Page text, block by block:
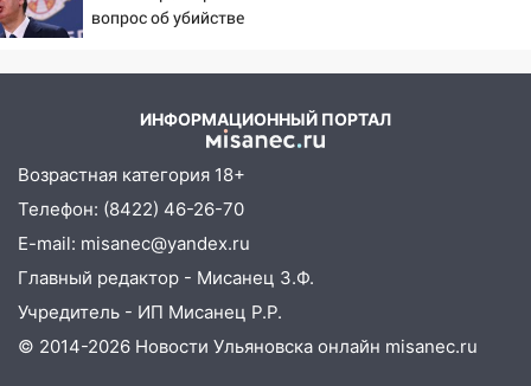
15:04
Фоторепортаж с улиц Ульяновска
после шторма: поваленные деревья и
затопленные улицы
Ураган вырвал остановку на улице
Деева в Заволжье
14:26 Жители Ульяновска сами
пытаются расчистить ливнёвки, не
дождавшись коммунальщиков
14:16 Шторм продолжает ломать город:
на улице Любови Шевцовой рухнул
светофор
вопрос об убийстве
ИНФОРМАЦИОННЫЙ ПОРТАЛ
Возрастная категория 18+
Телефон: (8422) 46-26-70
E-mail: misanec@yandex.ru
Главный редактор - Мисанец З.Ф.
Учредитель - ИП Мисанец Р.Р.
© 2014-2026 Новости Ульяновска онлайн misanec.ru